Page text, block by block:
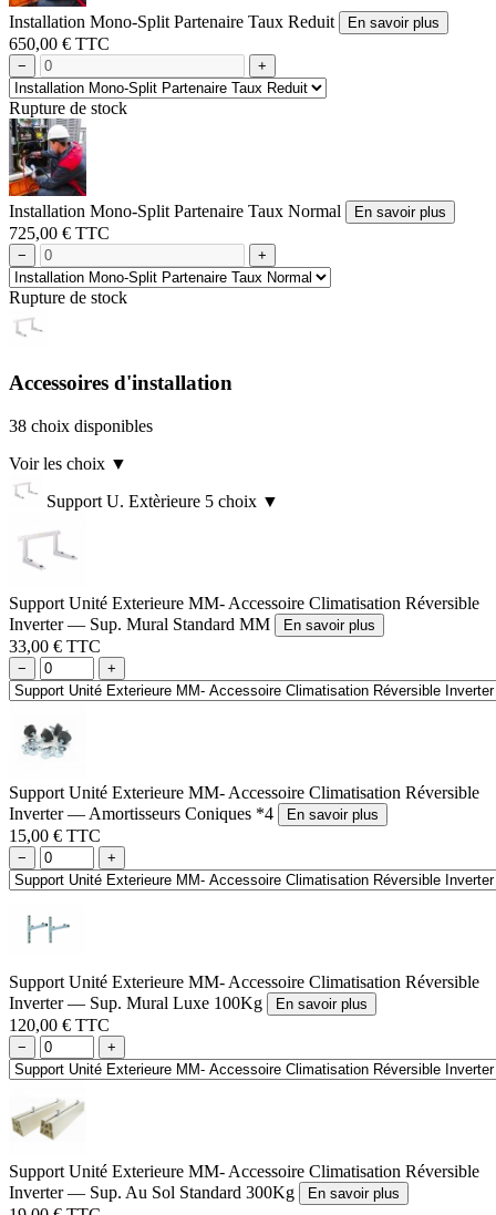
Installation Mono-Split Partenaire Taux Reduit En savoir plus
650,00 € TTC
− +
Rupture de stock
Installation Mono-Split Partenaire Taux Normal En savoir plus
725,00 € TTC
− +
Rupture de stock
Accessoires d'installation
38 choix disponibles
Voir les choix ▼
Support U. Extèrieure 5 choix ▼
Support Unité Exterieure MM- Accessoire Climatisation Réversible
Inverter — Sup. Mural Standard MM
En savoir plus
33,00 € TTC
− +
Support Unité Exterieure MM- Accessoire Climatisation Réversible
Inverter — Amortisseurs Coniques *4
En savoir plus
15,00 € TTC
− +
Support Unité Exterieure MM- Accessoire Climatisation Réversible
Inverter — Sup. Mural Luxe 100Kg
En savoir plus
120,00 € TTC
− +
Support Unité Exterieure MM- Accessoire Climatisation Réversible
Inverter — Sup. Au Sol Standard 300Kg
En savoir plus